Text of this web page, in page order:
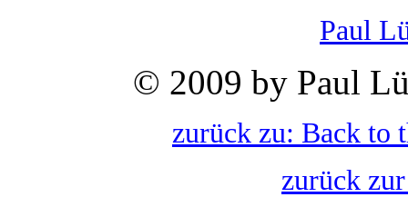
Paul
© 2009 by Paul
zurück zu: Back to
zurück